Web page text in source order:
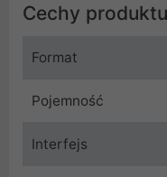
Cechy produktu
Format
Pojemność
Interfejs